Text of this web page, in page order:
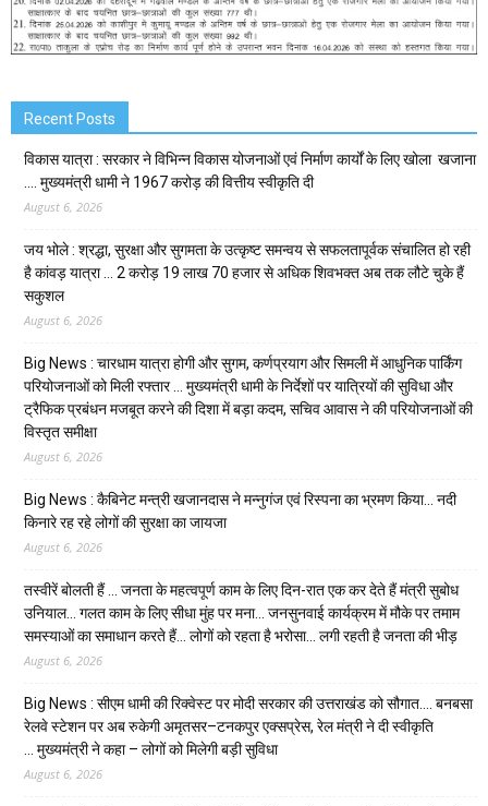
Recent Posts
विकास यात्रा : सरकार ने विभिन्न विकास योजनाओं एवं निर्माण कार्यों के लिए खोला खजाना
…. मुख्यमंत्री धामी ने ₹1967 करोड़ की वित्तीय स्वीकृति दी
August 6, 2026
जय भोले : श्रद्धा, सुरक्षा और सुगमता के उत्कृष्ट समन्वय से सफलतापूर्वक संचालित हो रही
है कांवड़ यात्रा … 2 करोड़ 19 लाख 70 हजार से अधिक शिवभक्त अब तक लौटे चुके हैं
सकुशल
August 6, 2026
Big News : चारधाम यात्रा होगी और सुगम, कर्णप्रयाग और सिमली में आधुनिक पार्किंग
परियोजनाओं को मिली रफ्तार … मुख्यमंत्री धामी के निर्देशों पर यात्रियों की सुविधा और
ट्रैफिक प्रबंधन मजबूत करने की दिशा में बड़ा कदम, सचिव आवास ने की परियोजनाओं की
विस्तृत समीक्षा
August 6, 2026
Big News : कैबिनेट मन्त्री खजानदास ने मन्नुगंज एवं रिस्पना का भ्रमण किया… नदी
किनारे रह रहे लोगों की सुरक्षा का जायजा
August 6, 2026
तस्वीरें बोलती हैं … जनता के महत्वपूर्ण काम के लिए दिन-रात एक कर देते हैं मंत्री सुबोध
उनियाल… गलत काम के लिए सीधा मुंह पर मना… जनसुनवाई कार्यक्रम में मौके पर तमाम
समस्याओं का समाधान करते हैं… लोगों को रहता है भरोसा… लगी रहती है जनता की भीड़
August 6, 2026
Big News : सीएम धामी की रिक्वेस्ट पर मोदी सरकार की उत्तराखंड को सौगात…. बनबसा
रेलवे स्टेशन पर अब रुकेगी अमृतसर–टनकपुर एक्सप्रेस, रेल मंत्री ने दी स्वीकृति
… मुख्यमंत्री ने कहा – लोगों को मिलेगी बड़ी सुविधा
August 6, 2026